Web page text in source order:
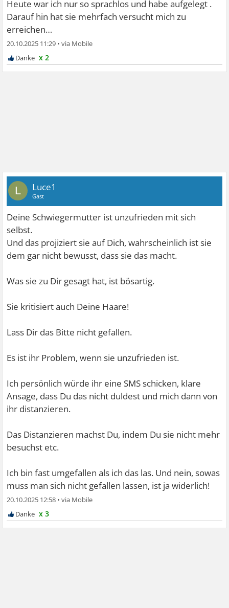
Heute war ich nur so sprachlos und habe aufgelegt .
Darauf hin hat sie mehrfach versucht mich zu
erreichen…
20.10.2025 11:29 •
x 2
L Luce1
Gast
Deine Schwiegermutter ist unzufrieden mit sich
selbst.
Und das projiziert sie auf Dich, wahrscheinlich ist sie
dem gar nicht bewusst, dass sie das macht.
Was sie zu Dir gesagt hat, ist bösartig.
Sie kritisiert auch Deine Haare!
Lass Dir das Bitte nicht gefallen.
Es ist ihr Problem, wenn sie unzufrieden ist.
Ich persönlich würde ihr eine SMS schicken, klare
Ansage, dass Du das nicht duldest und mich dann von
ihr distanzieren.
Das Distanzieren machst Du, indem Du sie nicht mehr
besuchst etc.
Ich bin fast umgefallen als ich das las. Und nein, sowas
muss man sich nicht gefallen lassen, ist ja widerlich!
20.10.2025 12:58 •
x 3